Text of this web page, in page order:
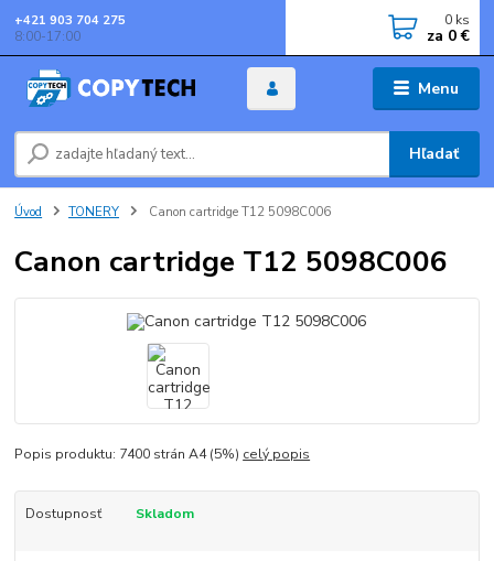
Menu
Hľadať
+421 903 704 275
8:00-17:00
0 ks
za 0 €
Úvod TONERY Canon cartridge T12 5098C006
Canon cartridge T12 5098C006
Popis produktu: 7400 strán A4 (5%) celý popis
Dostupnosť Skladom